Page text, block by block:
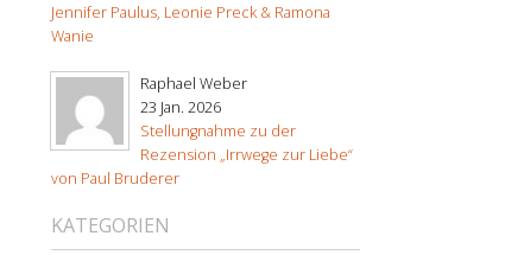
Jennifer Paulus, Leonie Preck & Ramona
Wanie
Raphael Weber
23 Jan. 2026
Stellungnahme zu der
Rezension „Irrwege zur Liebe“
von Paul Bruderer
KATEGORIEN